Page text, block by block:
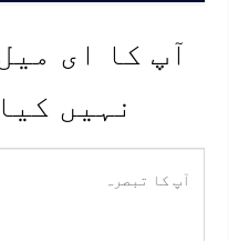
آپ کا ای
نہیں